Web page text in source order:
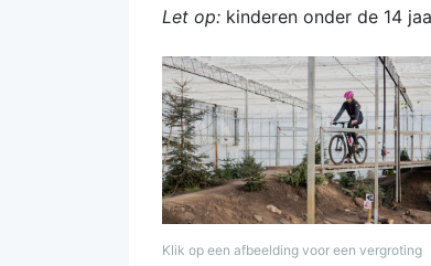
Let op: kinderen onder de 14
Klik op een afbeelding voor een vergroting